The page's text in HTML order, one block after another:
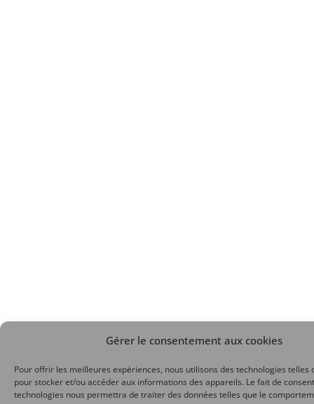
Gérer le consentement aux cookies
Pour offrir les meilleures expériences, nous utilisons des technologies telles
pour stocker et/ou accéder aux informations des appareils. Le fait de
technologies nous permettra de traiter des données telles que le